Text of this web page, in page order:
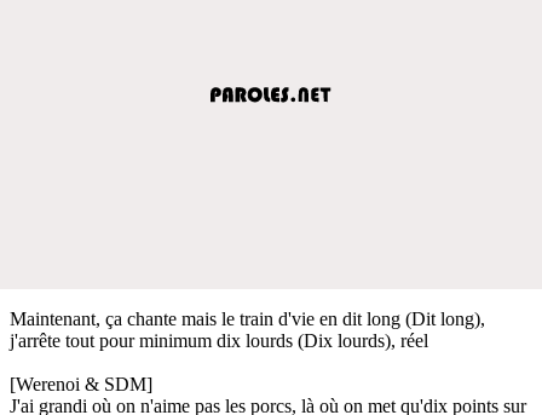
Maintenant, ça chante mais le train d'vie en dit long (Dit long),
j'arrête tout pour minimum dix lourds (Dix lourds), réel
[Werenoi & SDM]
J'ai grandi où on n'aime pas les porcs, là où on met qu'dix points sur